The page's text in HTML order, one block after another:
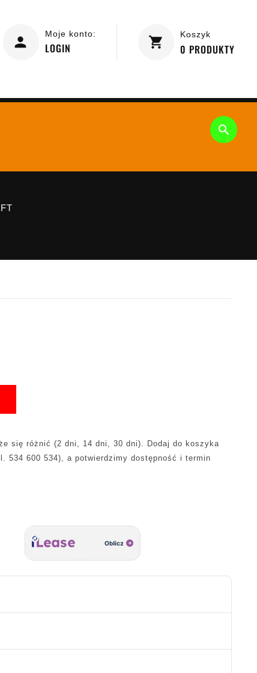
Koszyk
0 PRODUKTY
Moje konto:
LOGIN

się różnić (2 dni, 14 dni, 30 dni). Dodaj do koszyka
534 600 534), a potwierdzimy dostępność i termin